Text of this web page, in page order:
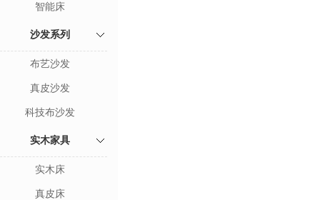
智能床
沙发系列
布艺沙发
真皮沙发
科技布沙发
实木家具
实木床
真皮床